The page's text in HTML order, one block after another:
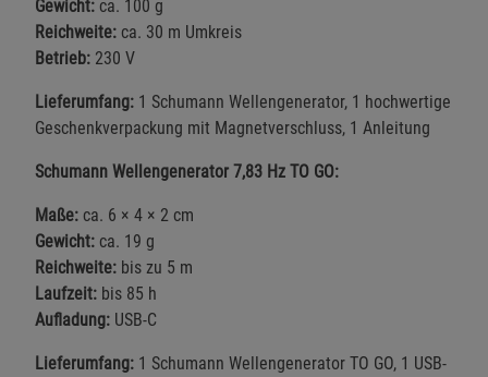
Gewicht: ca. 100 g
Reichweite: ca. 30 m Umkreis
Betrieb: 230 V
Lieferumfang: 1 Schumann Wellengenerator, 1 hochwertige
Geschenkverpackung mit Magnetverschluss, 1 Anleitung
Schumann Wellengenerator 7,83 Hz TO GO:
Maße: ca. 6 × 4 × 2 cm
Gewicht: ca. 19 g
Reichweite: bis zu 5 m
Laufzeit: bis 85 h
Aufladung: USB-C
Lieferumfang: 1 Schumann Wellengenerator TO GO, 1 USB-